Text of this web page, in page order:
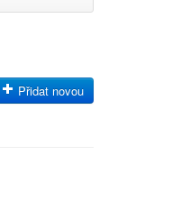
Přidat novou